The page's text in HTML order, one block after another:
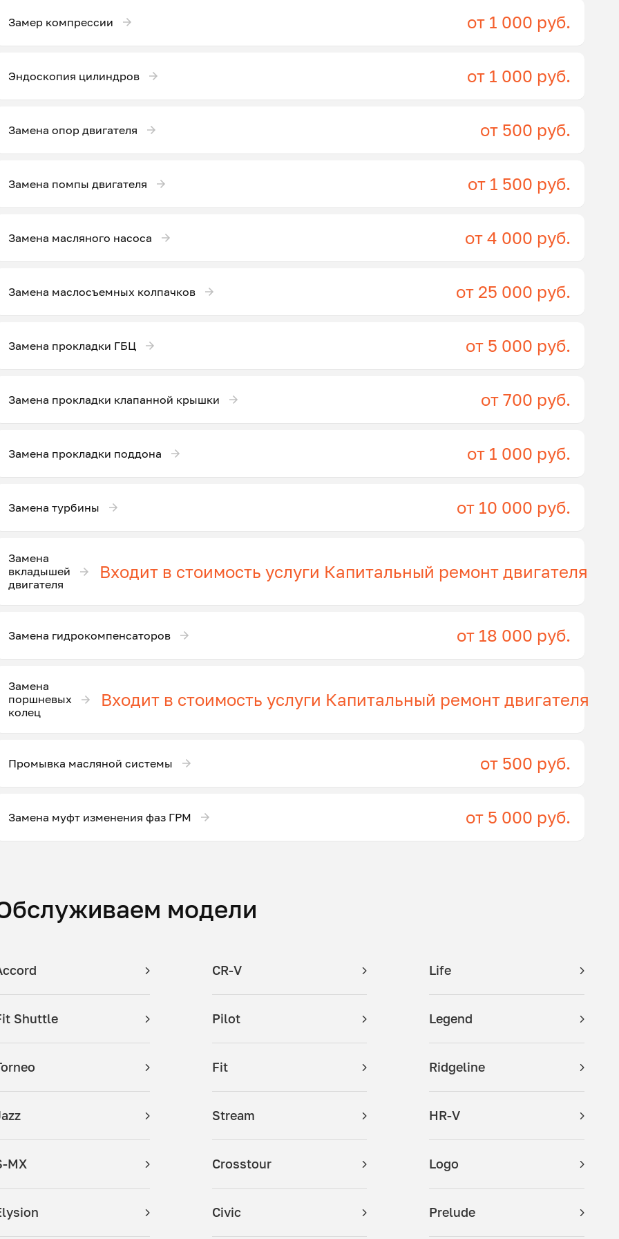
Замер компрессии от 1 000 руб.
Эндоскопия цилиндров от 1 000 руб.
Замена опор двигателя от 500 руб.
Замена помпы двигателя от 1 500 руб.
Замена масляного насоса от 4 000 руб.
Замена маслосъемных колпачков от 25 000 руб.
Замена прокладки ГБЦ от 5 000 руб.
Замена прокладки клапанной крышки от 700 руб.
Замена прокладки поддона от 1 000 руб.
Замена турбины от 10 000 руб.
Замена
вкладышей
двигателя
Входит в стоимость услуги Капитальный ремонт двигателя
Замена гидрокомпенсаторов от 18 000 руб.
Замена
поршневых
колец
Входит в стоимость услуги Капитальный ремонт двигателя
Промывка масляной системы от 500 руб.
Замена муфт изменения фаз ГРМ от 5 000 руб.
модели
CR-V Life
Shuttle Pilot Legend
Fit Ridgeline
Stream HR-V
MX Crosstour Logo
Civic Prelude